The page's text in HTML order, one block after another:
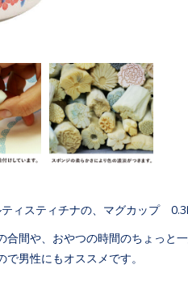
ィスティチナの、マグカップ 0.3L
合間や、おやつの時間のちょっと一
で男性にもオススメです。